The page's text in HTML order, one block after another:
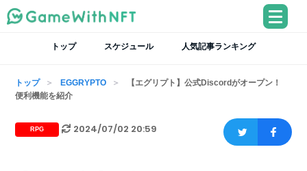
トップ スケジュール 人気記事ランキング
トップ EGGRYPTO
【エグリプト】公式Discordがオープン！
便利機能を紹介
RPG 2024/07/02 20:59